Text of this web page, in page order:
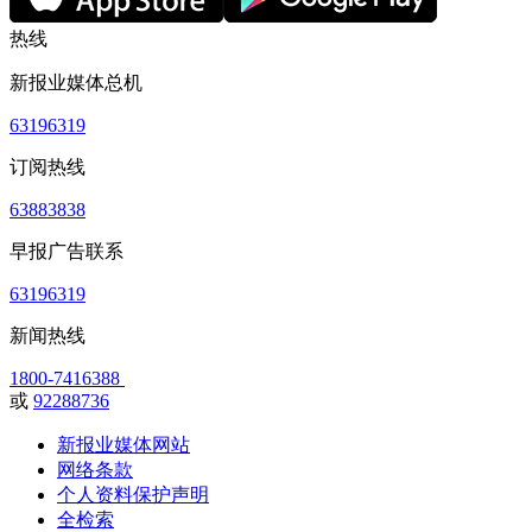
热线
新报业媒体总机
63196319
订阅热线
63883838
早报广告联系
63196319
新闻热线
1800-7416388
或 92288736
新报业媒体网站
网络条款
个人资料保护声明
全检索